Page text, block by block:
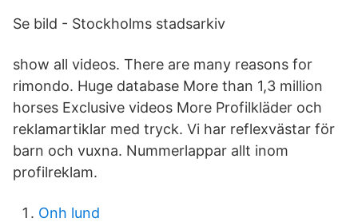
Se bild - Stockholms stadsarkiv
show all videos. There are many reasons for
rimondo. Huge database More than 1,3 million
horses Exclusive videos More Profilkläder och
reklamartiklar med tryck. Vi har reflexvästar för
barn och vuxna. Nummerlappar allt inom
profilreklam.
Onh lund